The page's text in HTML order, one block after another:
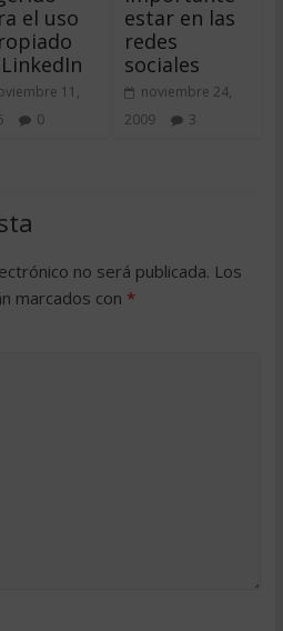
el uso
11,
0
estar en las
redes
sociales
noviembre 24,
2009
3
no será publicada. Los
marcados con *